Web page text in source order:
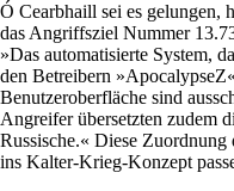
Ó Cearbhaill sei es gelungen,
das Angriffsziel Nummer
»Das automatisierte System,
den Betreibern
Benutzeroberfläche sind
Angreifer übersetzten zudem
Russische.« Diese Zuordnung
ins Kalter-Krieg-Konzept